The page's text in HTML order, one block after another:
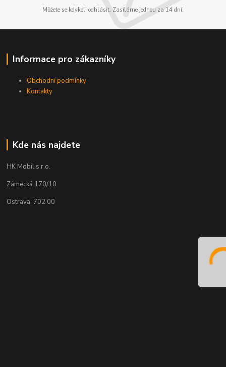
Můžete se kdykoli odhlásit. Zasíláme jednou za 14 dní.
Informace pro zákazníky
Obchodní podmínky
Kontakty
Kde nás najdete
HK Mobil s.r.o.
Zámecká 170/10
Ostrava, 702 00